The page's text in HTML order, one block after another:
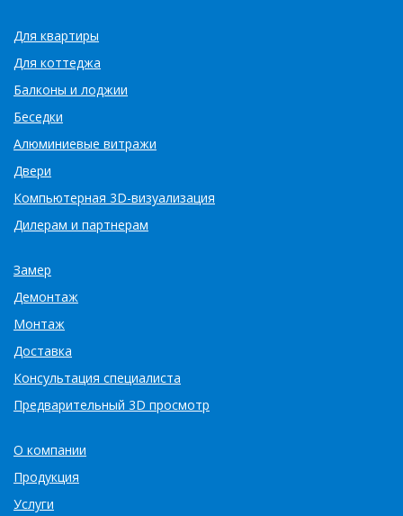
Для квартиры
Для коттеджа
Балконы и лоджии
Беседки
Алюминиевые витражи
Двери
Компьютерная 3D-визуализация
Дилерам и партнерам
Замер
Демонтаж
Монтаж
Доставка
Консультация специалиста
Предварительный 3D просмотр
О компании
Продукция
Услуги